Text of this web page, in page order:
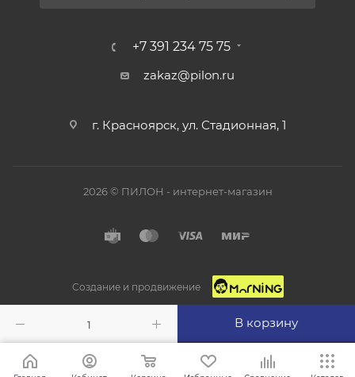
В корзину
+7 391 234 75 75
zakaz@pilon.ru
г. Красноярск, ул. Стадионная, 1
2026 © ПИЛОН - интернет-магазин
Создание и продвижение